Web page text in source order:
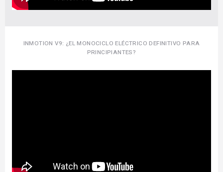
INMOTION V9: ¿EL MONOCICLO ELÉCTRICO DEFINITIVO PARA
PRINCIPIANTES?